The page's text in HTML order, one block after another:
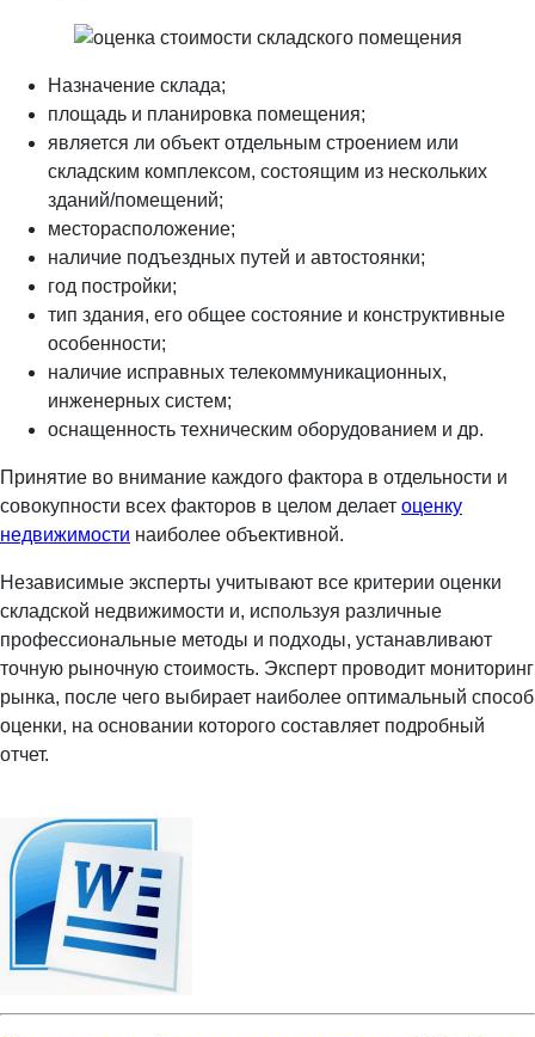
Назначение склада;
площадь и планировка помещения;
является ли объект отдельным строением или
складским комплексом, состоящим из нескольких
зданий/помещений;
месторасположение;
наличие подъездных путей и автостоянки;
год постройки;
тип здания, его общее состояние и конструктивные
особенности;
наличие исправных телекоммуникационных,
инженерных систем;
оснащенность техническим оборудованием и др.
Принятие во внимание каждого фактора в отдельности и
совокупности всех факторов в целом делает оценку
недвижимости наиболее объективной.
Независимые эксперты учитывают все критерии оценки
складской недвижимости и, используя различные
профессиональные методы и подходы, устанавливают
точную рыночную стоимость. Эксперт проводит мониторинг
рынка, после чего выбирает наиболее оптимальный способ
оценки, на основании которого составляет подробный
отчет.